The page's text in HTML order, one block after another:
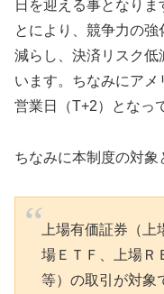
日を迎える事となり
とにより、競争力の
減らし、決済リスク低
います。ちなみにア
営業日（T+2）となっ
ちなみに本制度の対象
上場有価証券（
場ＥＴＦ、上場Ｒ
等）の取引が対象